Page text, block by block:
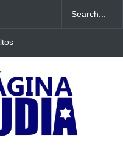
Bulgaria: Adolescentes
víctimas de un ataque
creciente hostilidad en toda
Europa